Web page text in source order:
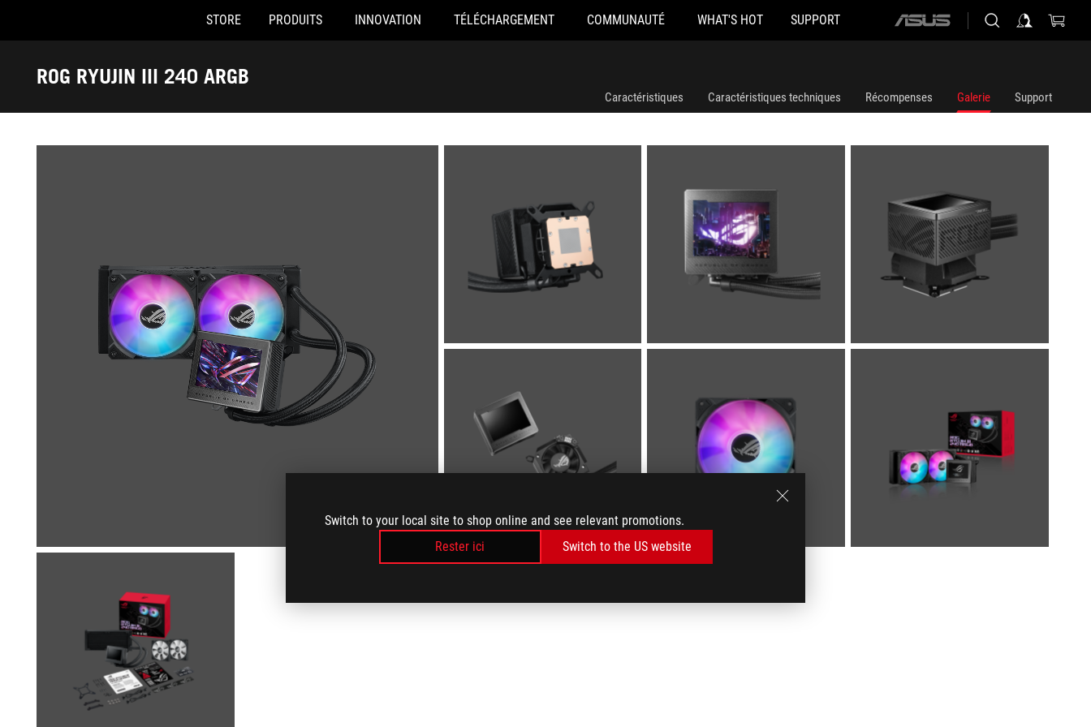
Switch to your local site to shop online and see relevant promotions.
Rester ici
Switch to the US website
Accessibility links
STORE PRODUITS INNOVATION TÉLÉCHARGEMENT COMMUNAUTÉ WHAT'S HOT SUPPORT
ASUS
ROG RYUJIN III 240 ARGB
Galerie
Caractéristiques Caractéristiques techniques Récompenses Galerie Support